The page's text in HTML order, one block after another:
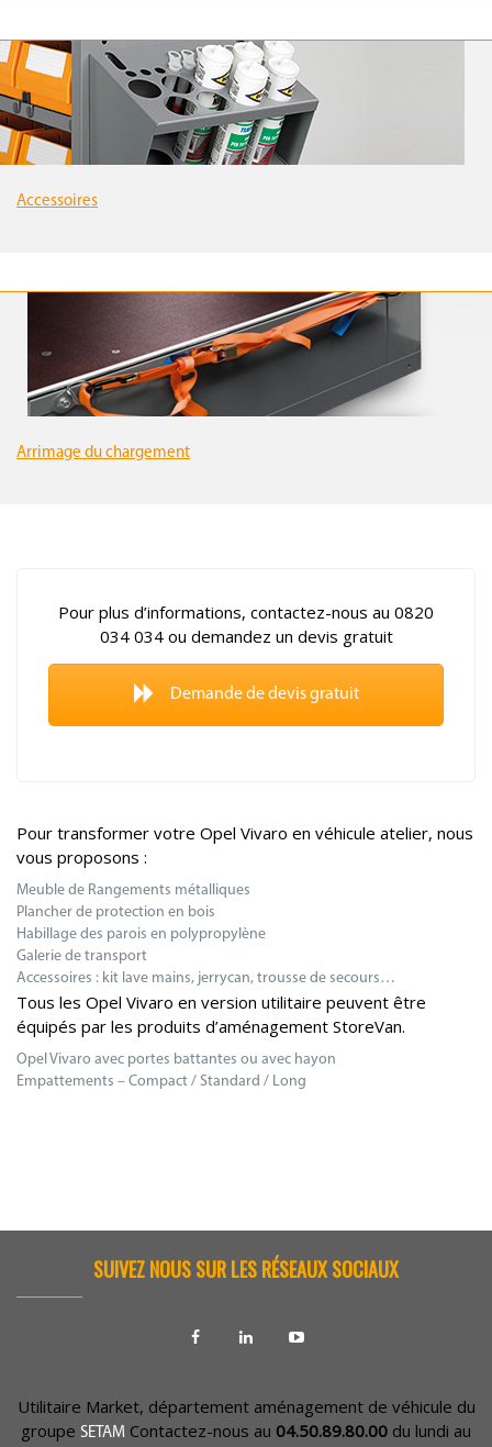
Accessoires
Arrimage du chargement
Pour plus d’informations, contactez-nous au 0820
034 034 ou demandez un devis gratuit
Demande de devis gratuit
Pour transformer votre Opel Vivaro en véhicule atelier, nous
vous proposons :
Meuble de Rangements métalliques
Plancher de protection en bois
Habillage des parois en polypropylène
Galerie de transport
Accessoires : kit lave mains, jerrycan, trousse de secours…
Tous les Opel Vivaro en version utilitaire peuvent être
équipés par les produits d’aménagement StoreVan.
Opel Vivaro avec portes battantes ou avec hayon
Empattements – Compact / Standard / Long
SUIVEZ NOUS SUR LES RÉSEAUX SOCIAUX
Utilitaire Market, département aménagement de véhicule du
groupe SETAM Contactez-nous au 04.50.89.80.00 du lundi au